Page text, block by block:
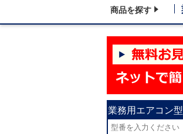
商品を探す
業務用エアコン